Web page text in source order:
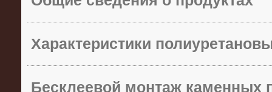
Характеристики
Бесклеевой монтаж каменных